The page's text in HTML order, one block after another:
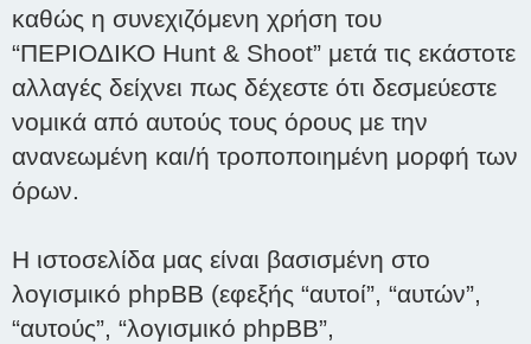
καθώς η συνεχιζόμενη χρήση του
“ΠΕΡΙΟΔΙΚΟ Hunt & Shoot” μετά τις εκάστοτε
αλλαγές δείχνει πως δέχεστε ότι δεσμεύεστε
νομικά από αυτούς τους όρους με την
ανανεωμένη και/ή τροποποιημένη μορφή των
όρων.
Η ιστοσελίδα μας είναι βασισμένη στο
λογισμικό phpBB (εφεξής “αυτοί”, “αυτών”,
“αυτούς”, “λογισμικό phpBB”,